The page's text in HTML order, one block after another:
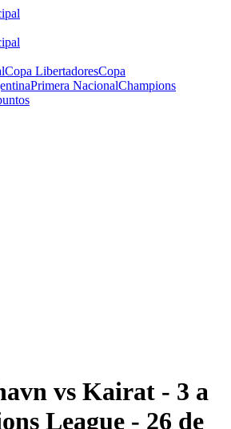
Copa LibertadoresCopa
Primera NacionalChampions
vs Kairat - 3 a
League - 26 de